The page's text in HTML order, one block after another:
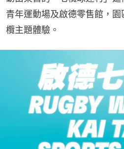
青年運動場及啟德零售館，
欖主題體驗。